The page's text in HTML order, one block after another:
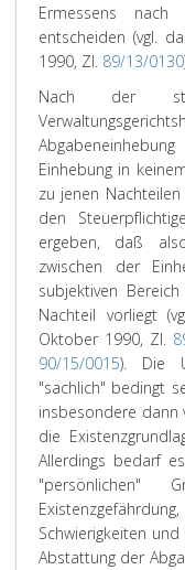
Ermessens
entscheiden (vgl.
1990, Zl. 89/13/0130
Nach der
Einhebung in
zu jenen
den
ergeben, daß
zwischen der
subjektiven
Nachteil vorliegt
Oktober 1990, Zl.
90/15/0015). Die
"sachlich" bedingt
insbesondere dann
die
Allerdings bedarf
"persönlichen"
Schwierigkeiten
Abstattung der